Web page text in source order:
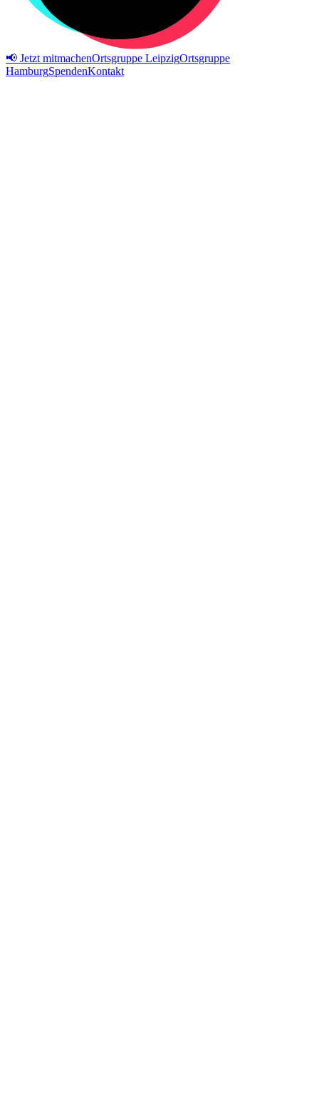
📢 Jetzt mitmachenOrtsgruppe LeipzigOrtsgruppe
HamburgSpendenKontakt